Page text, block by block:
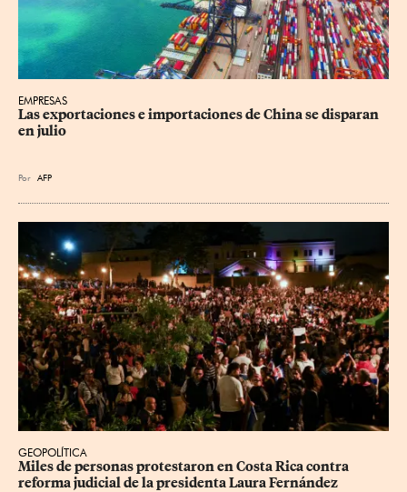
EMPRESAS
Las exportaciones e importaciones de China se disparan
en julio
Por AFP
GEOPOLÍTICA
Miles de personas protestaron en Costa Rica contra
reforma judicial de la presidenta Laura Fernández